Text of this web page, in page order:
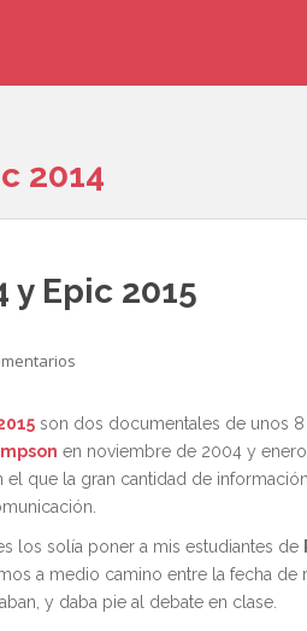
2014
y Epic 2015
son dos documentales de unos
en noviembre de 2004 y
el que la gran cantidad de
los solía poner a mis estudiantes de
a medio camino entre la fecha
y daba pie al debate en clase.